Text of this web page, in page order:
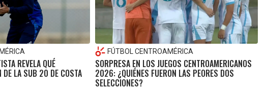
REVELA QUÉ
DE LA SUB 20 DE COSTA
FÚTBOL CENTROAMÉRICA
SORPRESA EN LOS JUEGOS CENTROAMERICANOS
2026: ¿QUIÉNES FUERON LAS PEORES DOS
SELECCIONES?